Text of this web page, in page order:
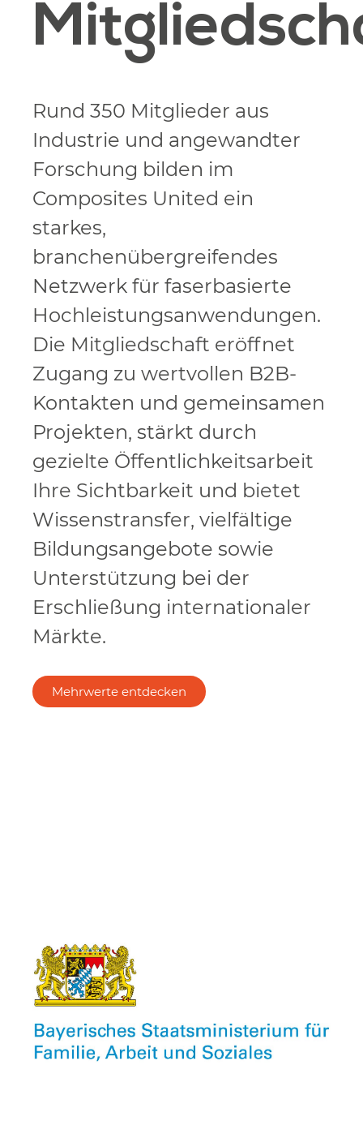
Rund 350 Mitglieder aus
Industrie und angewandter
Forschung bilden im
Composites United ein
starkes,
branchenübergreifendes
Netzwerk für faserbasierte
Hochleistungsanwendungen.
Die Mitgliedschaft eröffnet
Zugang zu wertvollen B2B-
Kontakten und gemeinsamen
Projekten, stärkt durch
gezielte Öffentlichkeitsarbeit
Ihre Sichtbarkeit und bietet
Wissenstransfer, vielfältige
Bildungsangebote sowie
Unterstützung bei der
Erschließung internationaler
Märkte.
Mehrwerte entdecken